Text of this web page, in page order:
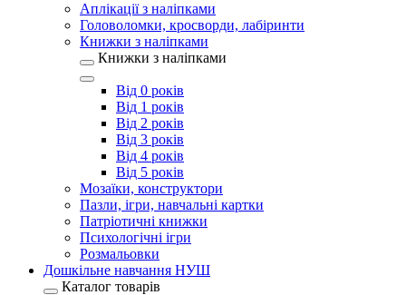
Аплікації з наліпками
Головоломки, кросворди, лабіринти
Книжки з наліпками
Книжки з наліпками
Від 0 років
Від 1 років
Від 2 років
Від 3 років
Від 4 років
Від 5 років
Мозаїки, конструктори
Пазли, ігри, навчальні картки
Патріотичні книжки
Психологічні ігри
Розмальовки
Дошкільне навчання НУШ
Каталог товарів